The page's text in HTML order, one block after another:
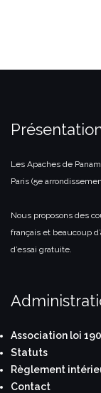
Les Apaches de
Paris (5e
Nous proposons des
français et beaucoup
d’essai gratuite.
Association loi
Statuts
Règlement
Contact